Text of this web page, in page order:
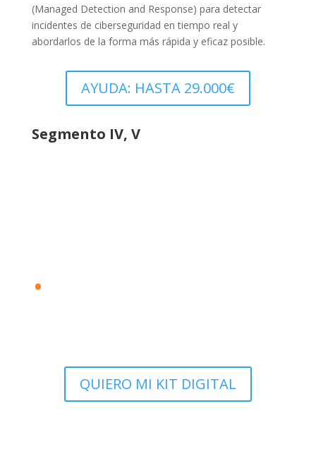
(Managed Detection and Response) para detectar
incidentes de ciberseguridad en tiempo real y
abordarlos de la forma más rápida y eficaz posible.
AYUDA: HASTA 29.000€
Segmento IV, V
.
QUIERO MI KIT DIGITAL